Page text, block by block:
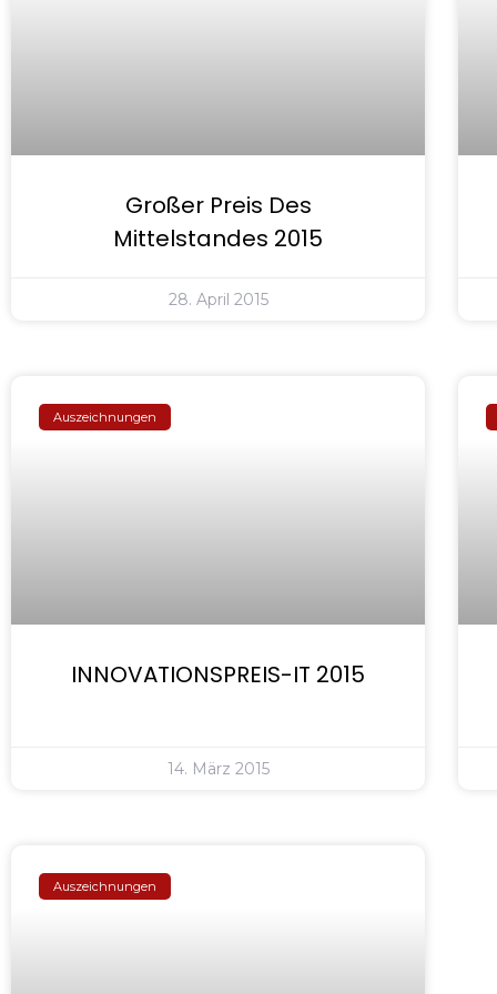
Großer Preis Des
Mittelstandes 2015
28. April 2015
Auszeichnungen
INNOVATIONSPREIS-IT 2015
14. März 2015
Auszeichnungen